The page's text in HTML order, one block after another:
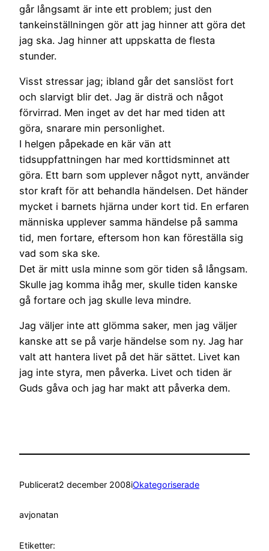
går långsamt är inte ett problem; just den
tankeinställningen gör att jag hinner att göra det
jag ska. Jag hinner att uppskatta de flesta
stunder.
Visst stressar jag; ibland går det sanslöst fort
och slarvigt blir det. Jag är disträ och något
förvirrad. Men inget av det har med tiden att
göra, snarare min personlighet.
I helgen påpekade en kär vän att
tidsuppfattningen har med korttidsminnet att
göra. Ett barn som upplever något nytt, använder
stor kraft för att behandla händelsen. Det händer
mycket i barnets hjärna under kort tid. En erfaren
människa upplever samma händelse på samma
tid, men fortare, eftersom hon kan föreställa sig
vad som ska ske.
Det är mitt usla minne som gör tiden så långsam.
Skulle jag komma ihåg mer, skulle tiden kanske
gå fortare och jag skulle leva mindre.
Jag väljer inte att glömma saker, men jag väljer
kanske att se på varje händelse som ny. Jag har
valt att hantera livet på det här sättet. Livet kan
jag inte styra, men påverka. Livet och tiden är
Guds gåva och jag har makt att påverka dem.
Publicerat2 december 2008iOkategoriserade
avjonatan
Etiketter: